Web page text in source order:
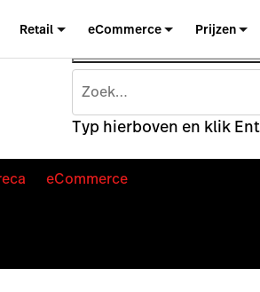
Retail eCommerce Prijzen
Typ hierboven en klik
eCommerce